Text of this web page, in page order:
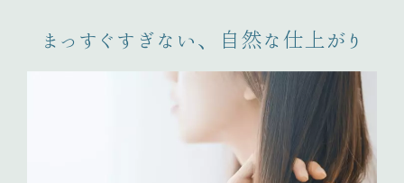
まっすぐすぎない、自然な仕上がり